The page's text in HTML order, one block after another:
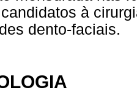
à
dento-faciais.